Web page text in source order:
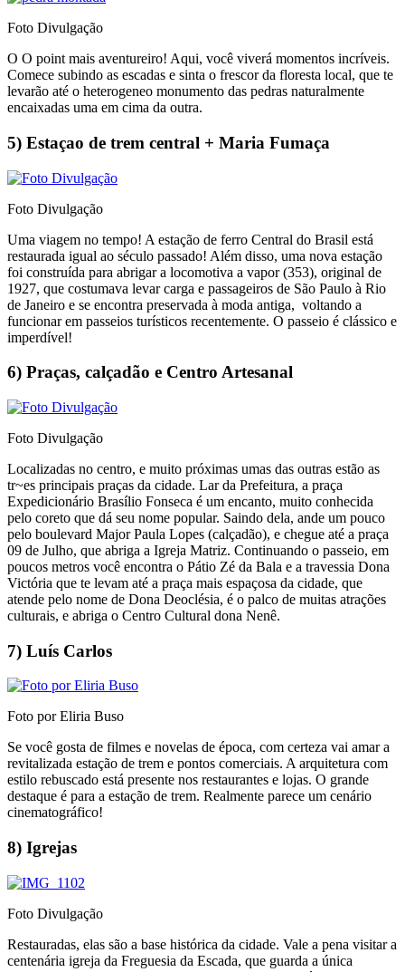
Foto Divulgação
O O point mais aventureiro! Aqui, você viverá momentos incríveis.
Comece subindo as escadas e sinta o frescor da floresta local, que te
levarão até o heterogeneo monumento das pedras naturalmente
encaixadas uma em cima da outra.
5) Estaçao de trem central + Maria Fumaça
Foto Divulgação
Uma viagem no tempo! A estação de ferro Central do Brasil está
restaurada igual ao século passado! Além disso, uma nova estação
foi construída para abrigar a locomotiva a vapor (353), original de
1927, que costumava levar carga e passageiros de São Paulo à Rio
de Janeiro e se encontra preservada à moda antiga, voltando a
funcionar em passeios turísticos recentemente. O passeio é clássico e
imperdível!
6) Praças, calçadão e Centro Artesanal
Foto Divulgação
Localizadas no centro, e muito próximas umas das outras estão as
tr~es principais praças da cidade. Lar da Prefeitura, a praça
Expedicionário Brasílio Fonseca é um encanto, muito conhecida
pelo coreto que dá seu nome popular. Saindo dela, ande um pouco
pelo boulevard Major Paula Lopes (calçadão), e chegue até a praça
09 de Julho, que abriga a Igreja Matriz. Continuando o passeio, em
poucos metros você encontra o Pátio Zé da Bala e a travessia Dona
Victória que te levam até a praça mais espaçosa da cidade, que
atende pelo nome de Dona Deoclésia, é o palco de muitas atrações
culturais, e abriga o Centro Cultural dona Nenê.
7) Luís Carlos
Foto por Eliria Buso
Se você gosta de filmes e novelas de época, com certeza vai amar a
revitalizada estação de trem e pontos comerciais. A arquitetura com
estilo rebuscado está presente nos restaurantes e lojas. O grande
destaque é para a estação de trem. Realmente parece um cenário
cinematográfico!
8) Igrejas
Foto Divulgação
Restauradas, elas são a base histórica da cidade. Vale a pena visitar a
centenária igreja da Freguesia da Escada, que guarda a única